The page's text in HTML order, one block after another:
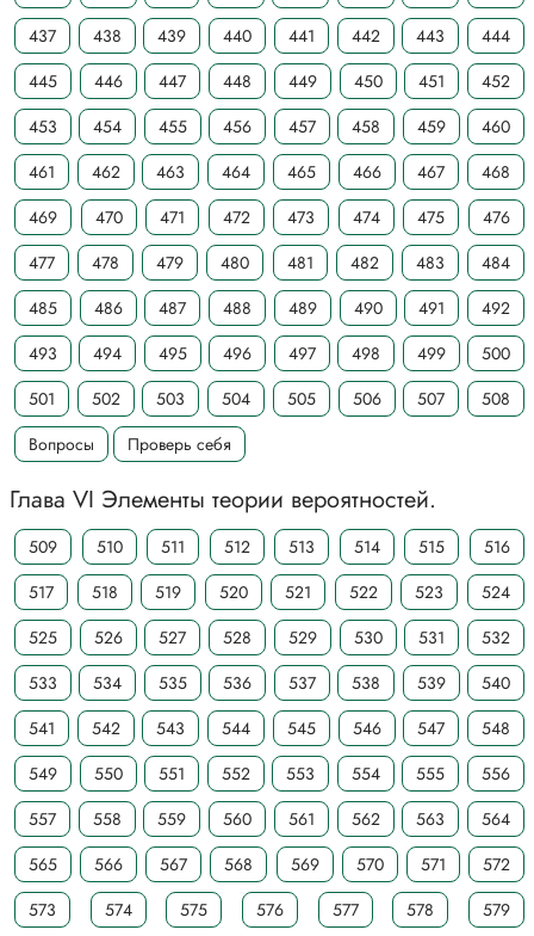
437
438 439 440 441 442 443
444
445
446 447 448 449 450 451
452
453
454 455 456 457 458 459
460
461
462 463 464 465 466 467
468
469
470 471 472 473 474 475
476
477
478 479 480 481 482 483
484
485
486 487 488 489 490 491
492
493
494 495 496 497 498 499
500
501
502 503 504 505 506 507
508
Вопросы
Проверь себя
Глава VI Элементы теории вероятностей.
509 510 511 512 513 514 515
516
517
518 519 520 521 522 523
524
525
526 527 528 529 530 531
532
533
534 535 536 537 538 539
540
541
542 543 544 545 546 547
548
549
550 551 552 553 554 555
556
557
558 559 560 561 562 563
564
565
566 567 568 569 570 571
572
573
574 575 576 577 578
579